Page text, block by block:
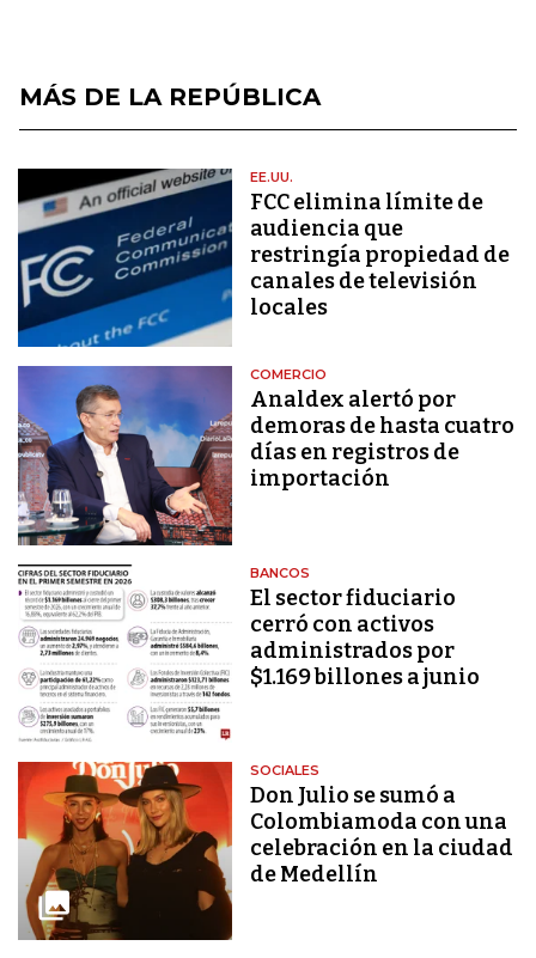
MÁS DE LA REPÚBLICA
EE.UU.
FCC elimina límite de
audiencia que
restringía propiedad de
canales de televisión
locales
COMERCIO
Analdex alertó por
demoras de hasta cuatro
días en registros de
importación
BANCOS
El sector fiduciario
cerró con activos
administrados por
$1.169 billones a junio
SOCIALES
Don Julio se sumó a
Colombiamoda con una
celebración en la ciudad
de Medellín